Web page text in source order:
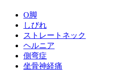
O脚
しびれ
ストレートネック
ヘルニア
側弯症
坐骨神経痛